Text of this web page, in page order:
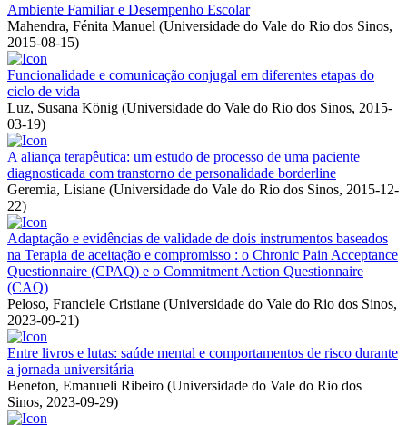
Ambiente Familiar e Desempenho Escolar
Mahendra, Fénita Manuel (Universidade do Vale do Rio dos Sinos,
2015-08-15)
Funcionalidade e comunicação conjugal em diferentes etapas do
ciclo de vida
Luz, Susana König (Universidade do Vale do Rio dos Sinos, 2015-
03-19)
A aliança terapêutica: um estudo de processo de uma paciente
diagnosticada com transtorno de personalidade borderline
Geremia, Lisiane (Universidade do Vale do Rio dos Sinos, 2015-12-
22)
Adaptação e evidências de validade de dois instrumentos baseados
na Terapia de aceitação e compromisso : o Chronic Pain Acceptance
Questionnaire (CPAQ) e o Commitment Action Questionnaire
(CAQ)
Peloso, Franciele Cristiane (Universidade do Vale do Rio dos Sinos,
2023-09-21)
Entre livros e lutas: saúde mental e comportamentos de risco durante
a jornada universitária
Beneton, Emanueli Ribeiro (Universidade do Vale do Rio dos
Sinos, 2023-09-29)